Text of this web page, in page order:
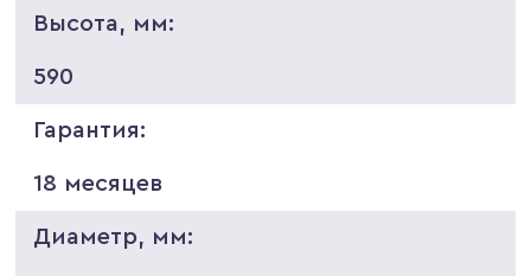
Высота, мм:
590
Гарантия:
18 месяцев
Диаметр, мм: